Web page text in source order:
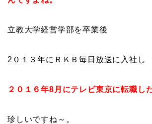
立教大学経営学部を卒業後
2０１３年にＲＫＢ毎日放送に入社し
２０１６年8月にテレビ東京に転職し
珍しいですね～。